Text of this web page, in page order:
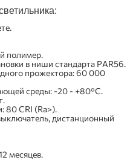
полимер.
в ниши стандарта PAR56.
прожектора: 60 000
среды: -20 - +80°С.
80 CRI (Ra>).
дистанционный
месяцев.